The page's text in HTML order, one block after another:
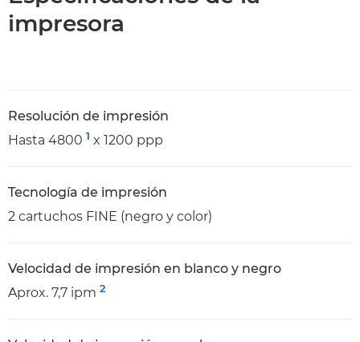
impresora
Resolución de impresión
Hasta 4800 1 x 1200 ppp
Tecnología de impresión
2 cartuchos FINE (negro y color)
Velocidad de impresión en blanco y negro
Aprox. 7,7 ipm 2